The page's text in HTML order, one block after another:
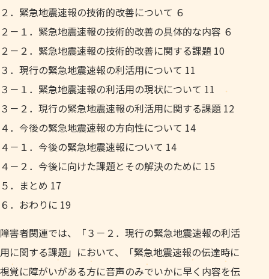
２．緊急地震速報の技術的改善について ６
２－１．緊急地震速報の技術的改善の具体的な内容 ６
２－２．緊急地震速報の技術的改善に関する課題 10
３．現行の緊急地震速報の利活用について 11
３－１．緊急地震速報の利活用の現状について 11
３－２．現行の緊急地震速報の利活用に関する課題 12
４．今後の緊急地震速報の方向性について 14
４－１．今後の緊急地震速報について 14
４－２．今後に向けた課題とその解決のために 15
５．まとめ 17
６．おわりに 19
障害者関連では、「３－２．現行の緊急地震速報の利活
用に関する課題」において、「緊急地震速報の伝達時に
視覚に障がいがある方に音声のみでいかに早く内容を伝